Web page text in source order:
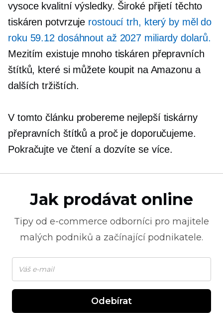
vysoce kvalitnívýsledky. Široké přijetí těchto
tiskáren potvrzuje rostoucí trh, který by měl do
roku 59.12 dosáhnout až 2027 miliardy dolarů.
Mezitím existuje mnoho tiskáren přepravních
štítků, které si můžete koupit na Amazonu a
dalších tržištích.
V tomto článku probereme nejlepší tiskárny
přepravních štítků a proč je doporučujeme.
Pokračujte ve čtení a dozvíte se více.
Jak prodávat online
Tipy od e-commerce odborníci pro majitele
malých podniků a začínající podnikatele.
Odebírat